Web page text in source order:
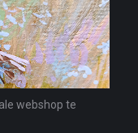
webshop te